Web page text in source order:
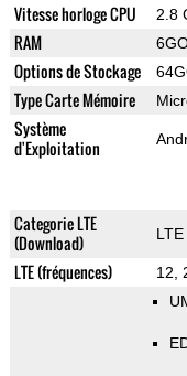
Vitesse horloge CPU 2.8
RAM
Options de Stockage
Type Carte Mémoire
Système
d'Exploitation
Categorie LTE
(Download)
LTE (fréquences) 12,